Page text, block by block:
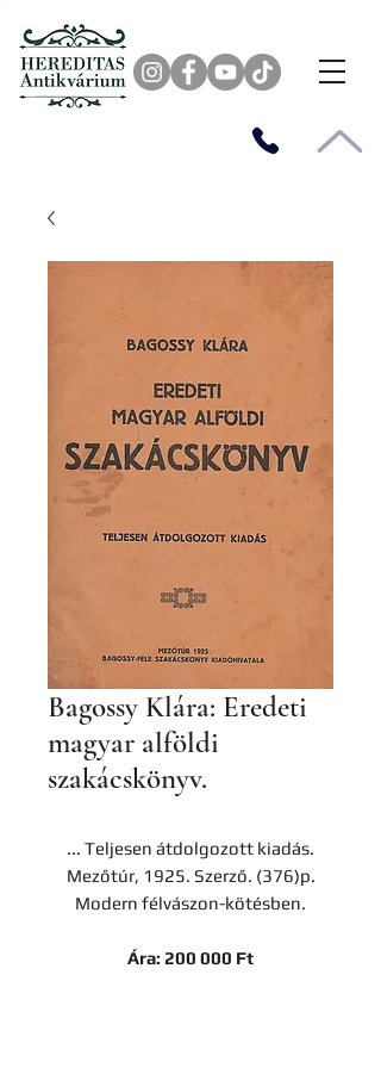
Bagossy Klára: Eredeti
magyar alföldi
szakácskönyv.
... Teljesen átdolgozott kiadás.
Mezőtúr, 1925. Szerző. (376)p.
Modern félvászon-kötésben.
Ára: 200 000 Ft